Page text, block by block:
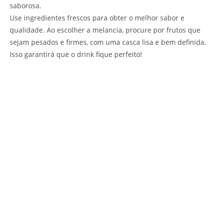
saborosa.
Use ingredientes frescos para obter o melhor sabor e
qualidade. Ao escolher a melancia, procure por frutos que
sejam pesados e firmes, com uma casca lisa e bem definida.
Isso garantirá que o drink fique perfeito!